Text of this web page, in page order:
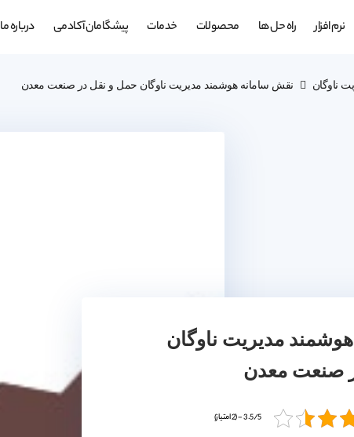
نرم افزار راه حل ها محصولات خدمات پیشگامان آکادمی درباره ما
ناوگان نقش سامانه هوشمند مدیریت ناوگان حمل و نقل در صنعت معدن
مدیریت ناوگان
صنعت معدن
3.5/5 - (2 امتیاز)